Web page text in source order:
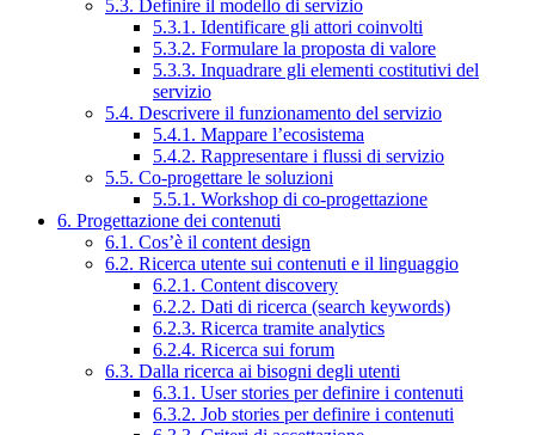
5.3. Definire il modello di servizio
5.3.1. Identificare gli attori coinvolti
5.3.2. Formulare la proposta di valore
5.3.3. Inquadrare gli elementi costitutivi del
servizio
5.4. Descrivere il funzionamento del servizio
5.4.1. Mappare l’ecosistema
5.4.2. Rappresentare i flussi di servizio
5.5. Co-progettare le soluzioni
5.5.1. Workshop di co-progettazione
6. Progettazione dei contenuti
6.1. Cos’è il content design
6.2. Ricerca utente sui contenuti e il linguaggio
6.2.1. Content discovery
6.2.2. Dati di ricerca (search keywords)
6.2.3. Ricerca tramite analytics
6.2.4. Ricerca sui forum
6.3. Dalla ricerca ai bisogni degli utenti
6.3.1. User stories per definire i contenuti
6.3.2. Job stories per definire i contenuti